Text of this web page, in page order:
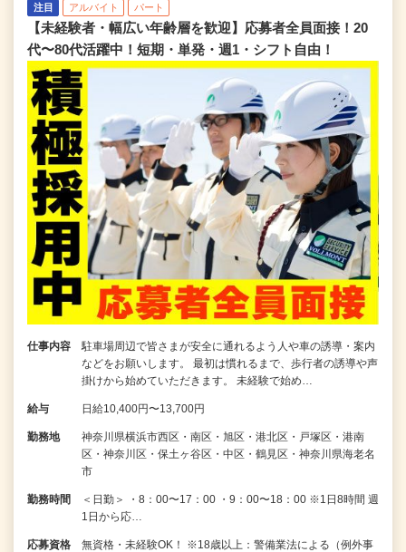
注目 アルバイト パート
【未経験者・幅広い年齢層を歓迎】応募者全員面接！20
代〜80代活躍中！短期・単発・週1・シフト自由！
仕事内容
駐車場周辺で皆さまが安全に通れるよう人や車の誘導・案内
などをお願いします。 最初は慣れるまで、歩行者の誘導や声
掛けから始めていただきます。 未経験で始め…
給与 日給10,400円〜13,700円
勤務地
神奈川県横浜市西区・南区・旭区・港北区・戸塚区・港南
区・神奈川区・保土ヶ谷区・中区・鶴見区・神奈川県海老名
市
勤務時間
＜日勤＞ ・8：00〜17：00 ・9：00〜18：00 ※1日8時間 週
1日から応…
応募資格
無資格・未経験OK！ ※18歳以上：警備業法による（例外事